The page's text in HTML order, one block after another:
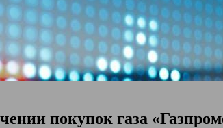
покупок газа